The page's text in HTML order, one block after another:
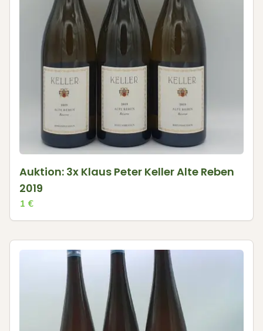
Auktion: 3x Klaus Peter Keller Alte Reben
2019
1 €